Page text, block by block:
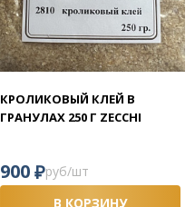
КРОЛИКОВЫЙ КЛЕЙ В
ГРАНУЛАХ 250 Г ZECCHI
900₽руб/шт
В КОРЗИНУ